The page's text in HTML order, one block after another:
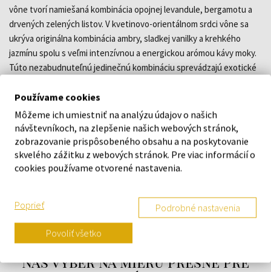
vône tvorí namiešaná kombinácia opojnej levandule, bergamotu a
drvených zelených listov. V kvetinovo-orientálnom srdci vône sa
ukrýva originálna kombinácia ambry, sladkej vanilky a krehkého
jazmínu spolu s veľmi intenzívnou a energickou arómou kávy moky.
Túto nezabudnuteľnú jedinečnú kombináciu sprevádzajú exotické
Man sa hodí najmä pre večerné nosenie. Parfém Rochas Rochas
Man oslavuje mužnosť a energiu vo vyváženom citlivom kontraste
jemnosti. Nezabudnuteľná vitálna vôňa pre muža-lovca.
DETAILY
Náš výber na mieru presne pre
Používame cookies
Môžeme ich umiestniť na analýzu údajov o našich
návštevníkoch, na zlepšenie našich webových stránok,
zobrazovanie prispôsobeného obsahu a na poskytovanie
skvelého zážitku z webových stránok. Pre viac informácií o
cookies používame otvorené nastavenia.
Poprieť Podrobné nastavenia
Povoliť všetko